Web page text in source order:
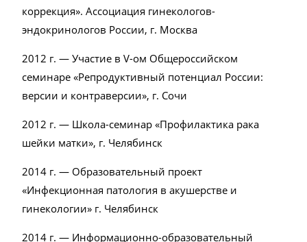
коррекция». Ассоциация гинекологов-
эндокринологов России, г. Москва
2012 г. — Участие в V-ом Общероссийском
семинаре «Репродуктивный потенциал России:
версии и контраверсии», г. Сочи
2012 г. — Школа-семинар «Профилактика рака
шейки матки», г. Челябинск
2014 г. — Образовательный проект
«Инфекционная патология в акушерстве и
гинекологии» г. Челябинск
2014 г. — Информационно-образовательный